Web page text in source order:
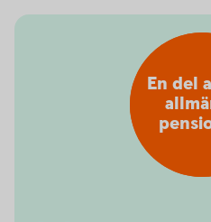
En del